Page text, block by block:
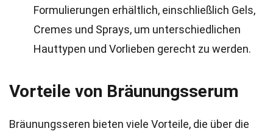
Formulierungen erhältlich, einschließlich Gels,
Cremes und Sprays, um unterschiedlichen
Hauttypen und Vorlieben gerecht zu werden.
Vorteile von Bräunungsserum
Bräunungsseren bieten viele Vorteile, die über die